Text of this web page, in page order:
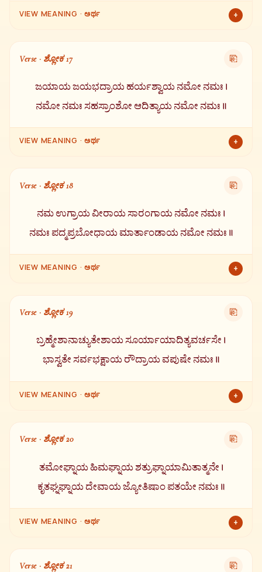
VIEW MEANING · ಅರ್ಥ +
ನಮಸ್ಕಾರ. ಜ್ಯೋತಿರ್ಮಂಡಲಗಳ ಒಡೆಯ ಮತ್ತು ದಿನದ ಅಧಿಪತಿಗೆ ನಮಸ್ಕಾರ.
Verse · ಶ್ಲೋಕ 17 ⎘
ಜಯಾಯ ಜಯಭದ್ರಾಯ ಹರ್ಯಶ್ವಾಯ ನಮೋ ನಮಃ ।
ನಮೋ ನಮಃ ಸಹಸ್ರಾಂಶೋ ಆದಿತ್ಯಾಯ ನಮೋ ನಮಃ ॥
VIEW MEANING · ಅರ್ಥ +
ಪ್ರಭುವಿಗೆ ಪುನಃ ಪುನಃ ನಮಸ್ಕಾರ. ಸಹಸ್ರ ಕಿರಣಗಳುಳ್ಳ ಆದಿತ್ಯ ದೇವನಿಗೆ ಮತ್ತೆ
ಮತ್ತೆ ಪ್ರಣಾಮ.
Verse · ಶ್ಲೋಕ 18 ⎘
ನಮ ಉಗ್ರಾಯ ವೀರಾಯ ಸಾರಂಗಾಯ ನಮೋ ನಮಃ ।
ನಮಃ ಪದ್ಮಪ್ರಬೋಧಾಯ ಮಾರ್ತಾಂಡಾಯ ನಮೋ ನಮಃ ॥
VIEW MEANING · ಅರ್ಥ +
ವಿಕಸಿಸುವವನಿಗೆ ಮತ್ತು ಮಾರ್ತಾಂಡ ಸ್ವರೂಪನಿಗೆ ಮತ್ತೆ ಮತ್ತೆ ನಮಸ್ಕಾರ.
Verse · ಶ್ಲೋಕ 19 ⎘
ಬ್ರಹ್ಮೇಶಾನಾಚ್ಯುತೇಶಾಯ ಸೂರ್ಯಾಯಾದಿತ್ಯವರ್ಚಸೇ ।
ಭಾಸ್ವತೇ ಸರ್ವಭಕ್ಷಾಯ ರೌದ್ರಾಯ ವಪುಷೇ ನಮಃ ॥
VIEW MEANING · ಅರ್ಥ +
ಪ್ರಕಾಶಮಾನ, ಸರ್ವಭಕ್ಷಿ (ಪ್ರಳಯ ಕಾಲದಲ್ಲಿ) ಮತ್ತು ರುದ್ರ ರೂಪವುಳ್ಳ ಪ್ರಭುವಿಗೆ
Verse · ಶ್ಲೋಕ 20 ⎘
ತಮೋಘ್ನಾಯ ಹಿಮಘ್ನಾಯ ಶತ್ರುಘ್ನಾಯಾಮಿತಾತ್ಮನೇ ।
ಕೃತಘ್ನಘ್ನಾಯ ದೇವಾಯ ಜ್ಯೋತಿಷಾಂ ಪತಯೇ ನಮಃ ॥
VIEW MEANING · ಅರ್ಥ +
ಆತ್ಮನುಳ್ಳವ, ಕೃತಘ್ನರ ವಿನಾಶಕ, ಎಲ್ಲಾ ಜ್ಯೋತಿಗಳ ಒಡೆಯ ದೇವ ಸೂರ್ಯನಿಗೆ
Verse · ಶ್ಲೋಕ 21 ⎘